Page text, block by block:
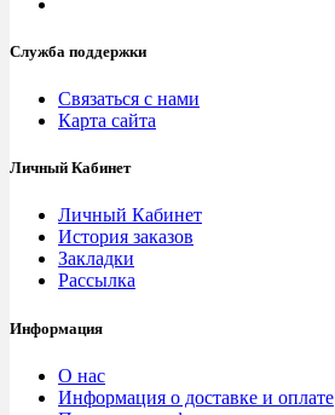
Служба поддержки
Связаться с нами
Карта сайта
Личный Кабинет
Личный Кабинет
История заказов
Закладки
Рассылка
Информация
О нас
Информация о доставке и оплате